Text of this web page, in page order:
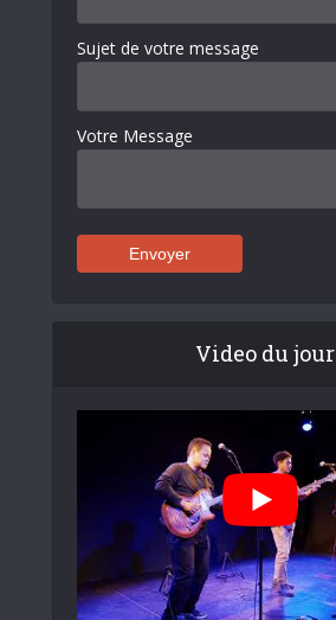
Sujet de votre message
Votre Message
Video du jour